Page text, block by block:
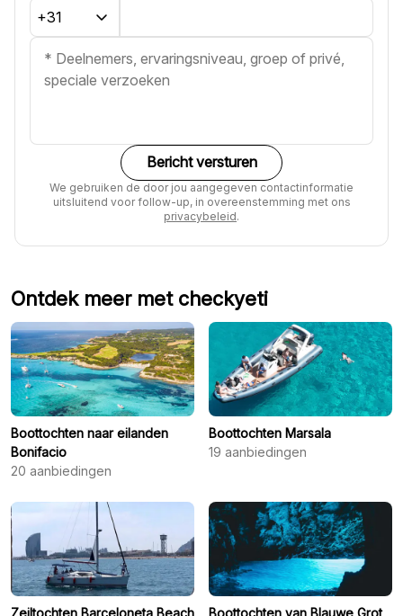
Bericht versturen
We gebruiken de door jou aangegeven contactinformatie
uitsluitend voor follow-up, in overeenstemming met ons
privacybeleid.
Ontdek meer met checkyeti
Boottochten naar eilanden
Bonifacio
20 aanbiedingen
Boottochten Marsala
19 aanbiedingen
Zeiltochten Barceloneta Beach
Boottochten van Blauwe Grot